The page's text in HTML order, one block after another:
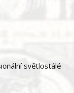
světlostálé